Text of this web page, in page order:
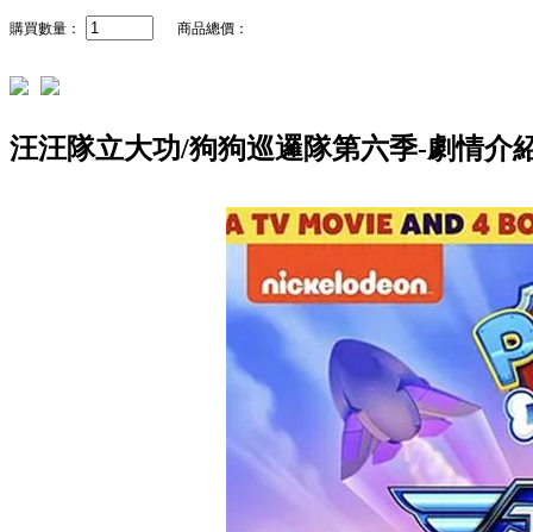
購買數量： 商品總價：
汪汪隊立大功/狗狗巡邏隊第六季-劇情介